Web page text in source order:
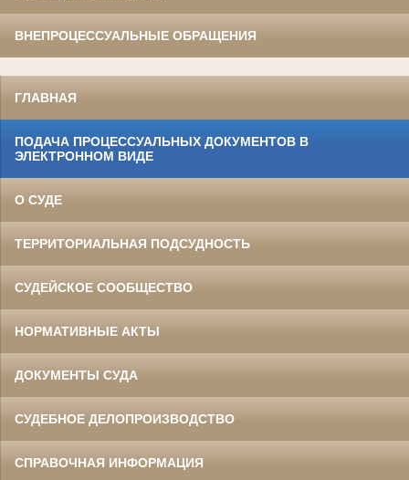
ВНЕПРОЦЕССУАЛЬНЫЕ ОБРАЩЕНИЯ
ГЛАВНАЯ
ПОДАЧА ПРОЦЕССУАЛЬНЫХ ДОКУМЕНТОВ В
ЭЛЕКТРОННОМ ВИДЕ
О СУДЕ
ТЕРРИТОРИАЛЬНАЯ ПОДСУДНОСТЬ
СУДЕЙСКОЕ СООБЩЕСТВО
НОРМАТИВНЫЕ АКТЫ
ДОКУМЕНТЫ СУДА
СУДЕБНОЕ ДЕЛОПРОИЗВОДСТВО
СПРАВОЧНАЯ ИНФОРМАЦИЯ